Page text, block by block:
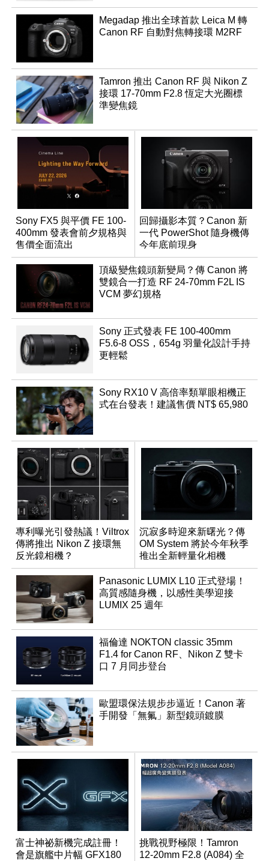
Megadap 推出全球首款 Leica M 轉
Canon RF 自動對焦轉接環 M2RF
Tamron 推出 Canon RF 與 Nikon Z
接環 17-70mm F2.8 恆定大光圈標
準變焦鏡
Sony FX5 與平價 FE 100-
400mm 發表會前夕規格與
售價全面流出
回歸攝影本質？Canon 新
一代 PowerShot 隨身機傳
今年底前現身
頂級變焦鏡頭新變局？傳 Canon 將
雙鏡合一打造 RF 24-70mm F2L IS
VCM 夢幻規格
Sony 正式發表 FE 100-400mm
F5.6-8 OSS，654g 羽量化設計手持
更輕鬆
Sony RX10 V 高倍率類單眼相機正
式在台發表！建議售價 NT$ 65,980
專利曝光引發熱議！Viltrox
傳將推出 Nikon Z 接環無
反光鏡相機？
沉寂多時迎來新曙光？傳
OM System 將於今年秋季
推出全新輕量化相機
Panasonic LUMIX L10 正式登場！
高質感隨身機，以感性美學迎接
LUMIX 25 週年
福倫達 NOKTON classic 35mm
F1.4 for Canon RF、Nikon Z 雙卡
口 7 月同步登台
歐盟環保法規步步逼近！Canon 著
手開發「無氟」新型鏡頭鍍膜
富士神祕新機完成註冊！
會是旗艦中片幅 GFX180
挑戰視野極限！Tamron
12-20mm F2.8 (A084) 全